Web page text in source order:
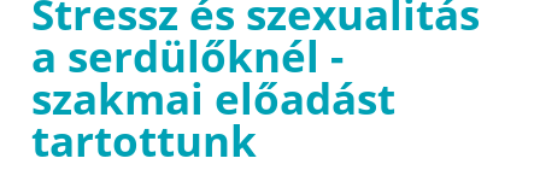
Stressz és szexualitás
a serdülőknél -
szakmai előadást
tartottunk